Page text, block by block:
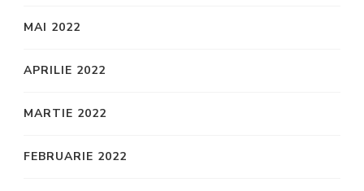
MAI 2022
APRILIE 2022
MARTIE 2022
FEBRUARIE 2022